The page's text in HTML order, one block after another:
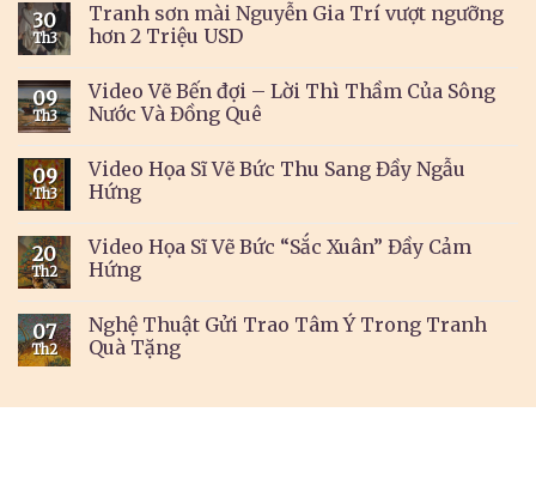
30
Th3
Tranh sơn mài Nguyễn Gia Trí vượt ngưỡng
hơn 2 Triệu USD
09
Th3
Video Vẽ Bến đợi – Lời Thì Thầm Của Sông
Nước Và Đồng Quê
09
Th3
Video Họa Sĩ Vẽ Bức Thu Sang Đầy Ngẫu
Hứng
20
Th2
Video Họa Sĩ Vẽ Bức “Sắc Xuân” Đầy Cảm
Hứng
07
Th2
Nghệ Thuật Gửi Trao Tâm Ý Trong Tranh
Quà Tặng